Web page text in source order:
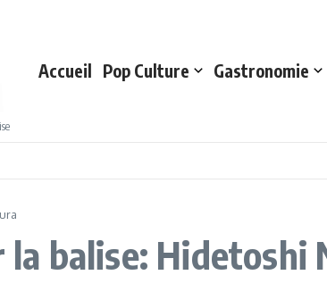
Accueil Pop Culture Gastronomie
la balise: Hidetoshi